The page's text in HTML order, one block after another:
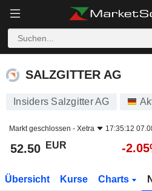
SALZGITTER AG
SALZGITTER AG
Insiders Salzgitter AG
Markt geschlossen - Xetra 17:35:12
52.50 EUR -
Übersicht Kurse Charts